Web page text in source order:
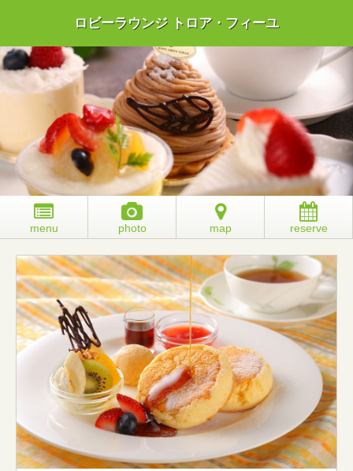
ロビーラウンジ トロア・フィーユ
menu photo map reserve